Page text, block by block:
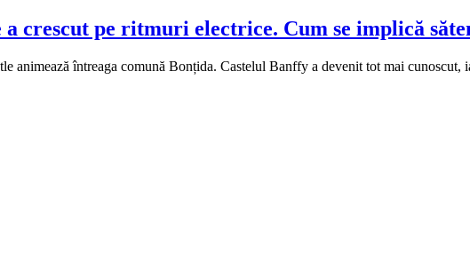
a crescut pe ritmuri electrice. Cum se implică
animează întreaga comună Bonțida. Castelul Banffy a devenit tot mai